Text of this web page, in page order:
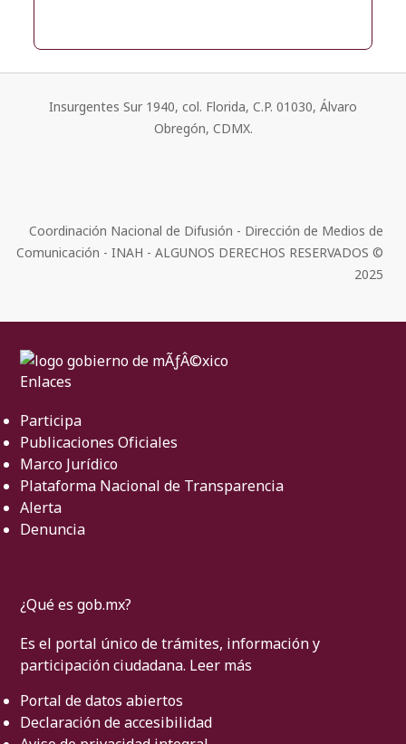
Insurgentes Sur 1940, col. Florida, C.P. 01030, Álvaro
Obregón, CDMX.
Coordinación Nacional de Difusión - Dirección de Medios de
Comunicación - INAH - ALGUNOS DERECHOS RESERVADOS ©
2025
Enlaces
Participa
Publicaciones Oficiales
Marco Jurídico
Plataforma Nacional de Transparencia
Alerta
Denuncia
¿Qué es gob.mx?
Es el portal único de trámites, información y
participación ciudadana. Leer más
Portal de datos abiertos
Declaración de accesibilidad